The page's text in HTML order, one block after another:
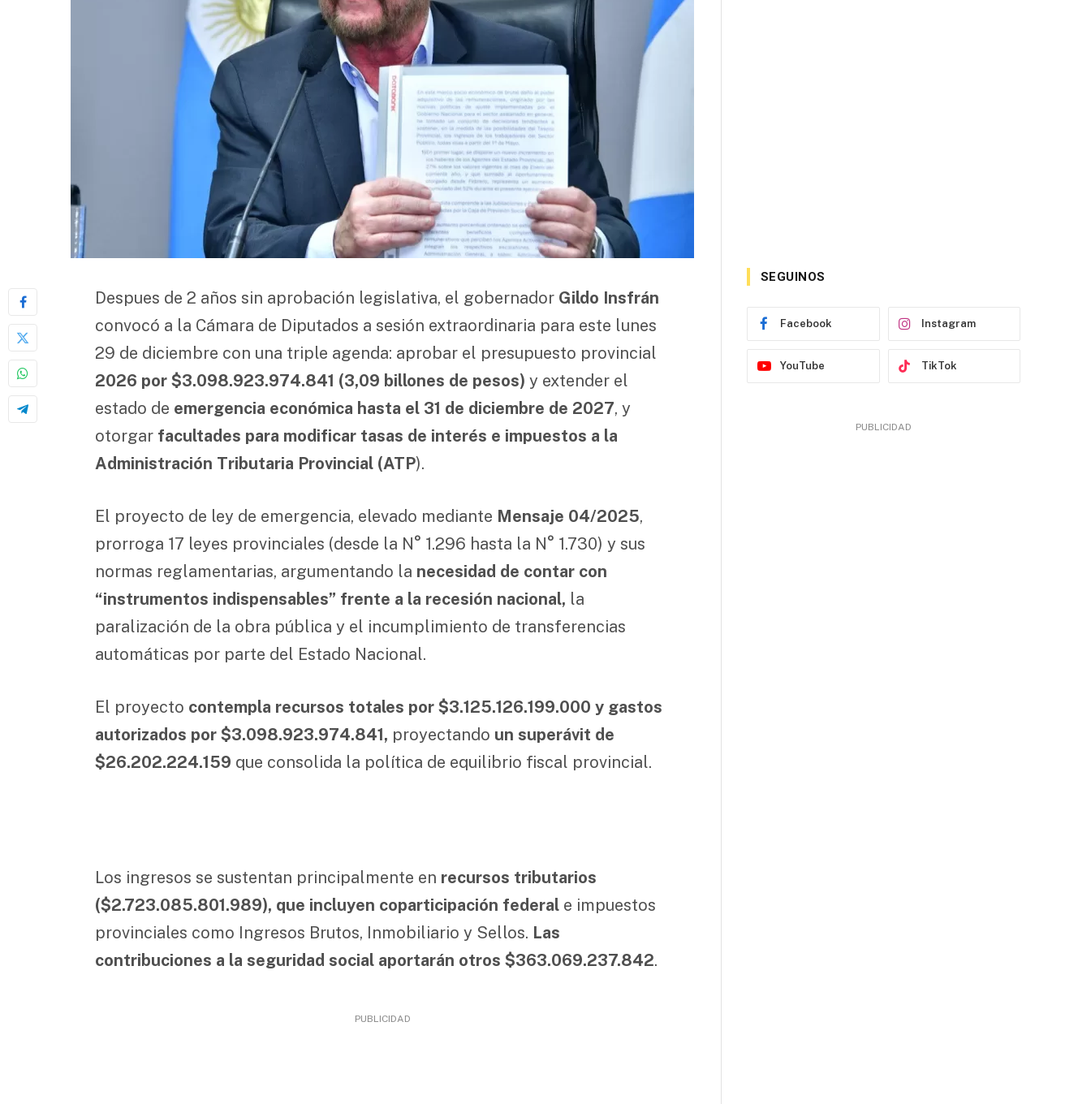
Despues de 2 años sin aprobación legislativa, el gobernador Gildo Insfrán
convocó a la Cámara de Diputados a sesión extraordinaria para este lunes
29 de diciembre con una triple agenda: aprobar el presupuesto provincial
2026 por $3.098.923.974.841 (3,09 billones de pesos)y extender el
estado de emergencia económica hasta el 31 de diciembre de 2027, y
otorgar facultades para modificar tasas de interés e impuestos a la
Administración Tributaria Provincial (ATP).
El proyecto de ley de emergencia, elevado mediante Mensaje 04/2025,
prorroga 17 leyes provinciales (desde la N° 1.296 hasta la N° 1.730) y sus
normas reglamentarias, argumentando la necesidad de contar con
“instrumentos indispensables” frente a la recesión nacional, la
paralización de la obra pública y el incumplimiento de transferencias
automáticas por parte del Estado Nacional.
El proyecto contempla recursos totales por $3.125.126.199.000 y gastos
autorizados por $3.098.923.974.841, proyectando un superávit de
$26.202.224.159 que consolida la política de equilibrio fiscal provincial.
Los ingresos se sustentan principalmente en recursos tributarios
($2.723.085.801.989), que incluyen coparticipación federal e impuestos
provinciales como Ingresos Brutos, Inmobiliario y Sellos. Las
contribuciones a la seguridad social aportarán otros $363.069.237.842.
PUBLICIDAD
SEGUINOS
Facebook Instagram
YouTube TikTok
PUBLICIDAD